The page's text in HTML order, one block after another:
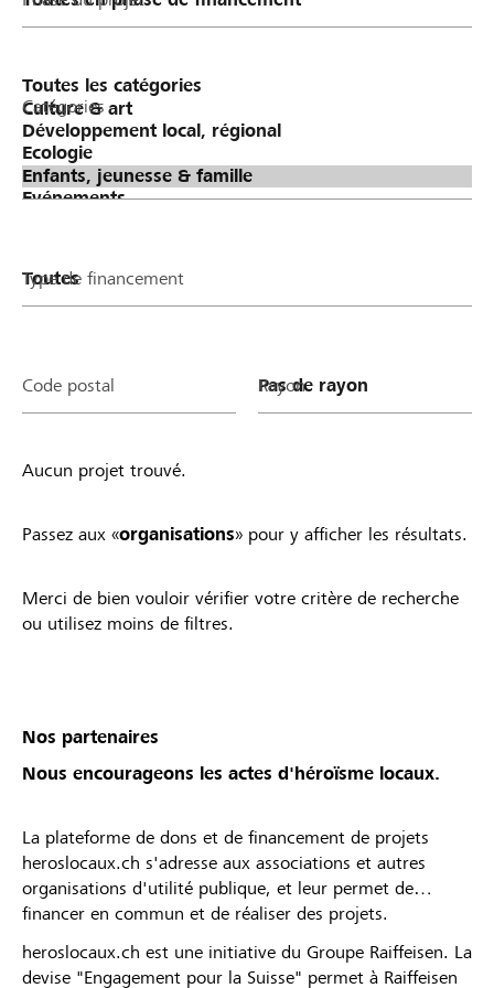
400 ergibt.
Catégories
Type de financement
Code postal Rayon
Aucun projet trouvé.
Passez aux «organisations» pour y afficher les résultats.
Merci de bien vouloir vérifier votre critère de recherche
ou utilisez moins de filtres.
Nos partenaires
Nous encourageons les actes d'héroïsme locaux.
La plateforme de dons et de financement de projets
heroslocaux.ch s'adresse aux associations et autres
organisations d'utilité publique, et leur permet de
financer en commun et de réaliser des projets.
heroslocaux.ch est une initiative du Groupe Raiffeisen. La
devise "Engagement pour la Suisse" permet à Raiffeisen